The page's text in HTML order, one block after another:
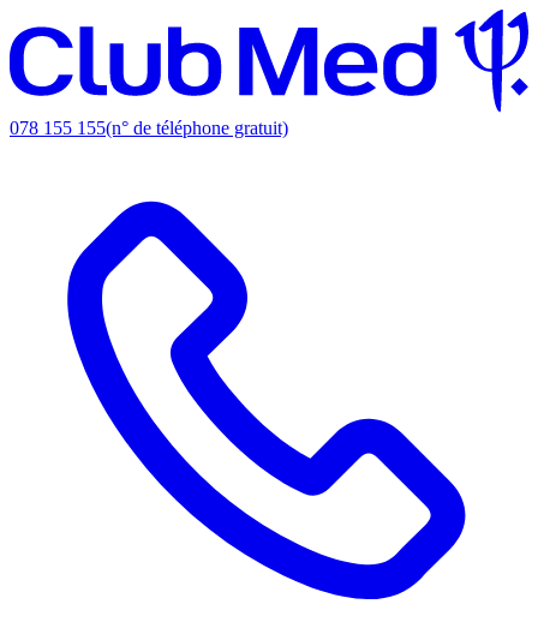
078 155 155(n° de téléphone gratuit)